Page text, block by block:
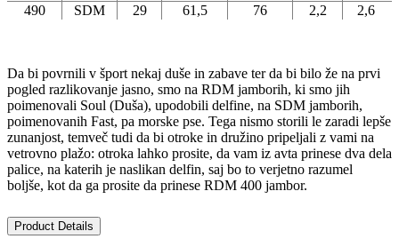
490
SDM 29 61,5 76 2,2 2,6
Da bi povrnili v šport nekaj duše in zabave ter da bi bilo že na prvi
pogled razlikovanje jasno, smo na RDM jamborih, ki smo jih
poimenovali Soul (Duša), upodobili delfine, na SDM jamborih,
poimenovanih Fast, pa morske pse. Tega nismo storili le zaradi lepše
zunanjost, temveč tudi da bi otroke in družino pripeljali z vami na
vetrovno plažo: otroka lahko prosite, da vam iz avta prinese dva dela
palice, na katerih je naslikan delfin, saj bo to verjetno razumel
boljše, kot da ga prosite da prinese RDM 400 jambor.
Product Details